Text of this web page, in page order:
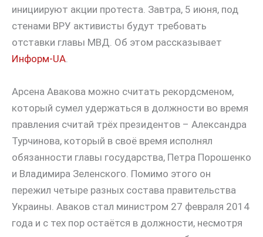
инициируют акции протеста. Завтра, 5 июня, под
стенами ВРУ активисты будут требовать
отставки главы МВД. Об этом рассказывает
Информ-UA.
Арсена Авакова можно считать рекордсменом,
который сумел удержаться в должности во время
правления считай трёх президентов – Александра
Турчинова, который в своё время исполнял
обязанности главы государства, Петра Порошенко
и Владимира Зеленского. Помимо этого он
пережил четыре разных состава правительства
Украины. Аваков стал министром 27 февраля 2014
года и с тех пор остаётся в должности, несмотря